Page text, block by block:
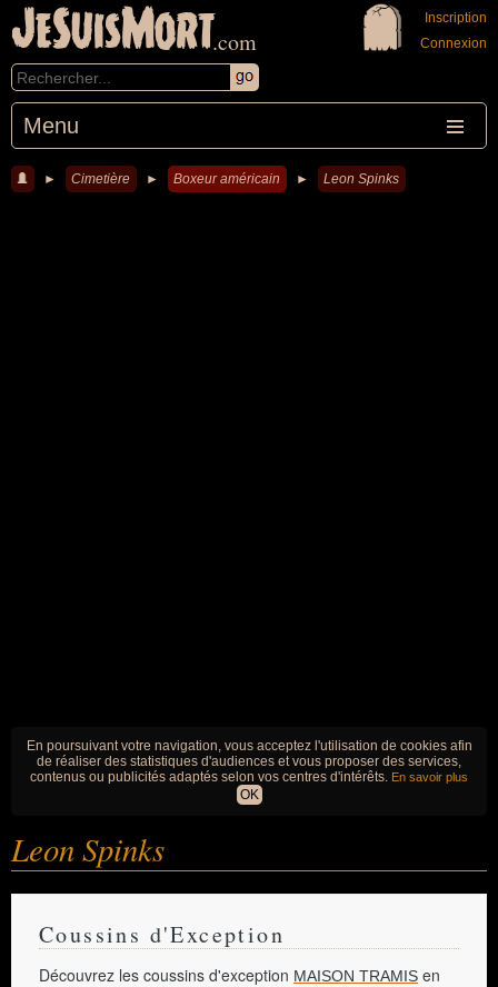
JeSuisMort.com
Menu
Inscription
Connexion
► Cimetière ► Boxeur américain ► Leon Spinks
En poursuivant votre navigation, vous acceptez l'utilisation de cookies afin
de réaliser des statistiques d'audiences et vous proposer des services,
contenus ou publicités adaptés selon vos centres d'intérêts. En savoir plus
OK
Leon Spinks
Coussins d'Exception
Découvrez les coussins d'exception MAISON TRAMIS en